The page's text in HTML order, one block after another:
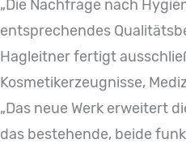
„Die Nachfrage nach
entsprechendes
Hagleitner fertigt
Kosmetikerzeugnisse,
„Das neue Werk erweitert
das bestehende, beide